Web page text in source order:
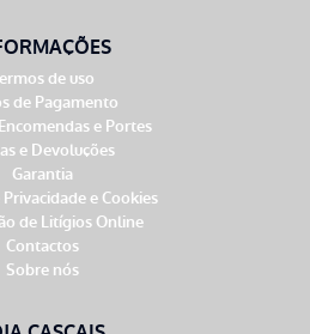
de uso
de Pagamento
e Portes
e Devoluções
Garantia
e Cookies
de Litígios Online
Contactos
Sobre nós